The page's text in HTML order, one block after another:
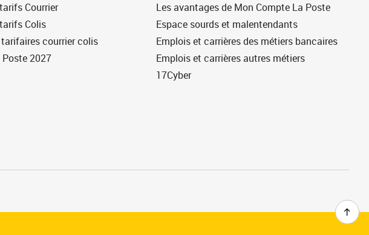
Courrier
Colis
courrier colis
2027
Les avantages de Mon Compte La Poste
Espace sourds et malentendants
Emplois et carrières des métiers bancaires
Emplois et carrières autres métiers
17Cyber